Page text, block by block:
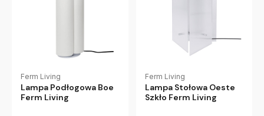
Ferm Living
Lampa Podłogowa Boe
Ferm Living
Ferm Living
Lampa Stołowa Oeste
Szkło Ferm Living